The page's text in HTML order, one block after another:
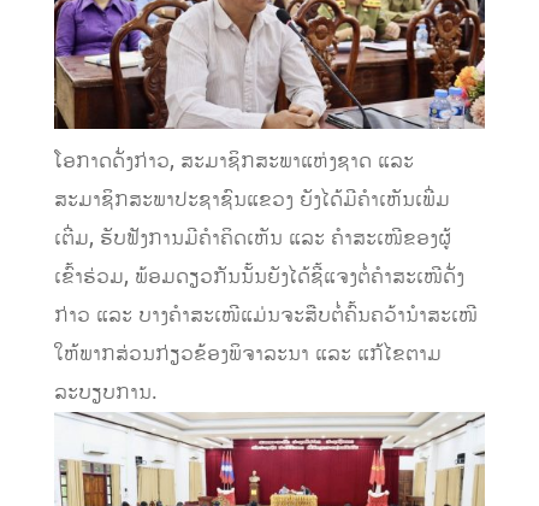
ໂອກາດດັ່ງກ່າວ, ສະມາຊິກສະພາແຫ່ງຊາດ ແລະ
ສະມາຊິກສະພາປະຊາຊົນແຂວງ ຍັງໄດ້ມີຄໍາເຫັນເພີ່ມ
ເຕີ່ມ, ຮັບຟັງການມີຄໍາຄິດເຫັນ ແລະ ຄໍາສະເໜີຂອງຜູ້
ເຂົ້າຮ່ວມ, ພ້ອມດຽວກັນນັ້ນຍັງໄດ້ຊີ້ແຈງຕໍ່ຄໍາສະເໜີດັ່ງ
ກ່າວ ແລະ ບາງຄໍາສະເໜີແມ່ນຈະສືບຕໍ່ຄົ້ນຄວ້ານໍາສະເໜີ
ໃຫ້ພາກສ່ວນກ່ຽວຂ້ອງພິຈາລະນາ ແລະ ແກ້ໄຂຕາມ
ລະບຽບການ.